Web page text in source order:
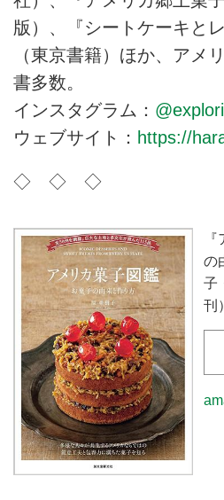
版）、『シートケーキと
（東京書籍）ほか、アメ
書多数。
インスタグラム：
ウェブサイト： https://
◇ ◇ ◇
の
子
刊）